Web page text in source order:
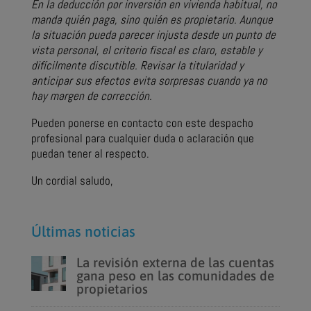
En la deducción por inversión en vivienda habitual, no
manda quién paga, sino quién es propietario. Aunque
la situación pueda parecer injusta desde un punto de
vista personal, el criterio fiscal es claro, estable y
difícilmente discutible. Revisar la titularidad y
anticipar sus efectos evita sorpresas cuando ya no
hay margen de corrección.
Pueden ponerse en contacto con este despacho
profesional para cualquier duda o aclaración que
puedan tener al respecto.
Un cordial saludo,
Últimas noticias
La revisión externa de las cuentas
gana peso en las comunidades de
propietarios